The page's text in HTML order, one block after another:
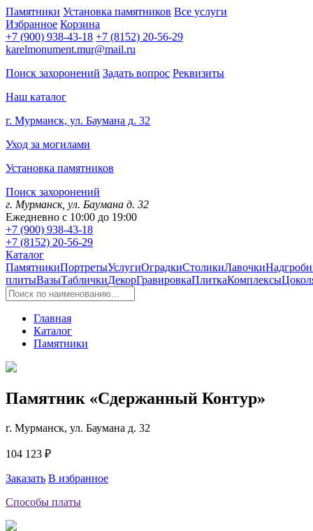
Памятники Установка памятников Все услуги
Избранное Корзина
+7 (900) 938-43-18 +7 (8152) 20-56-29
karelmonument.mur@mail.ru
Поиск захоронений Задать вопрос Реквизиты
Наш каталог
г. Мурманск, ул. Баумана д. 32
Уход за могилами
Установка памятников
Поиск захоронений
г. Мурманск, ул. Баумана д. 32
Ежедневно с 10:00 до 19:00
+7 (900) 938-43-18
+7 (8152) 20-56-29
Каталог
ПамятникиПортретыУслугиОградкиСтоликиЛавочки
плитыВазыТабличкиДекорГравировкаПлиткаКомплексы
Главная
Каталог
Памятники
Памятник «Сдержанный Контур»
г. Мурманск, ул. Баумана д. 32
104 123 ₽
Заказать В избранное
Способы платы